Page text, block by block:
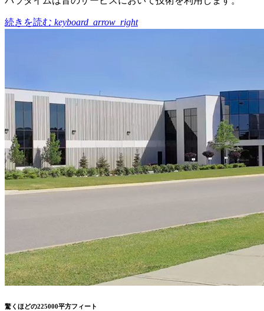
続きを読む keyboard_arrow_right
驚くほどの225000平方フィート